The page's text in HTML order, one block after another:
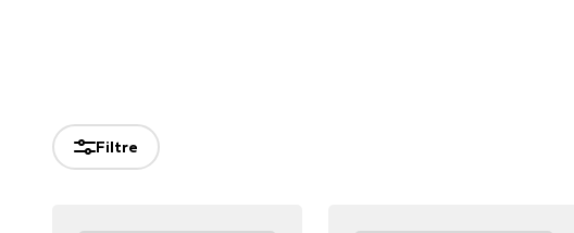
Filtre